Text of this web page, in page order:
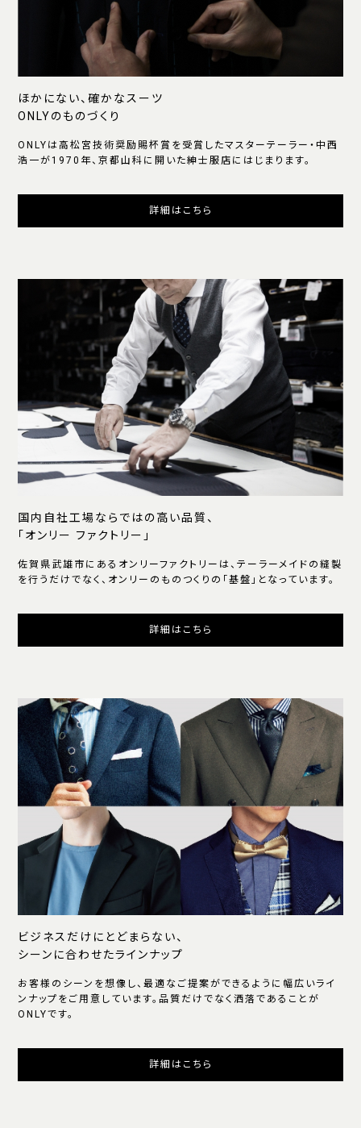
ほかにない、確かなスーツ
ONLYのものづくり
ONLYは高松宮技術奨励賜杯賞を受賞したマスターテーラー・中西
浩一が1970年、京都山科に開いた紳士服店にはじまります。
詳細はこちら
国内自社工場ならではの高い品質、
「オンリー ファクトリー」
佐賀県武雄市にあるオンリーファクトリーは、テーラーメイドの縫製
を行うだけでなく、オンリーのものつくりの「基盤」となっています。
詳細はこちら
ビジネスだけにとどまらない、
シーンに合わせたラインナップ
お客様のシーンを想像し、最適なご提案ができるように幅広いライ
ンナップをご用意しています。品質だけでなく洒落であることが
ONLYです。
詳細はこちら